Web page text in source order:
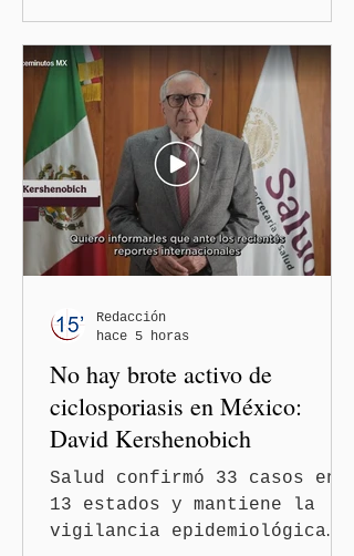
Bojalil y Elvia Graciela
"Grace" Palomares Ramírez,
al considerar que los
comentarios que emitieron
en el podcast "DesCasadas"
contra las personas adultas
mayores no pueden
justificarse como una
simple opinión o una broma.
No hay brote activo de
ciclosporiasis en México:
David Kershenobich
Salud confirmó 33 casos en
13 estados y mantiene la
vigilancia epidemiológica
Redacción
hace 5 horas